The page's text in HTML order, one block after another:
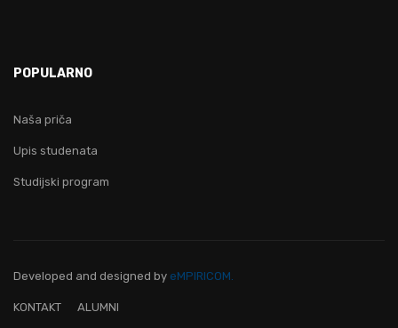
POPULARNO
Naša priča
Upis studenata
Studijski program
Developed and designed by eMPIRICOM.
KONTAKT ALUMNI